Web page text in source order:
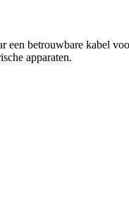
betrouwbare kabel
apparaten.